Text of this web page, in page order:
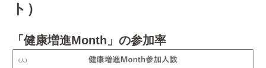
ト）
「健康増進Month」の参加率